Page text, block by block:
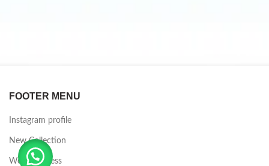
FOOTER MENU
Instagram profile
New Collection
Woman Dress